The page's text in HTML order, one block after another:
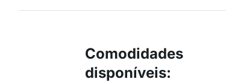
Comodidades
disponíveis: